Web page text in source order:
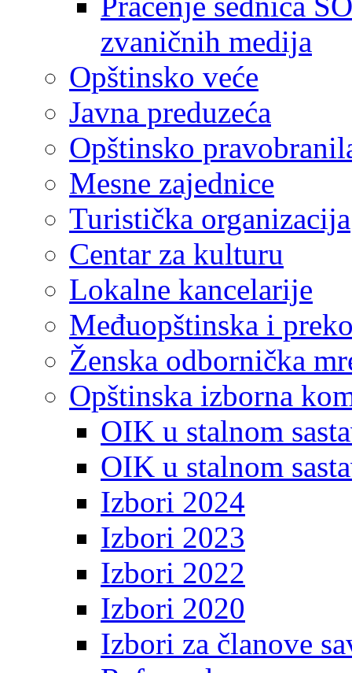
zvaničnih medija
Opštinsko veće
Javna preduzeća
Opštinsko
Mesne zajednice
Turistička organizacija
Centar za kulturu
Lokalne kancelarije
Međuopštinska i
Ženska odbornička
Opštinska izborna
OIK u stalnom
OIK u stalnom
Izbori 2024
Izbori 2023
Izbori 2022
Izbori 2020
Izbori za članove